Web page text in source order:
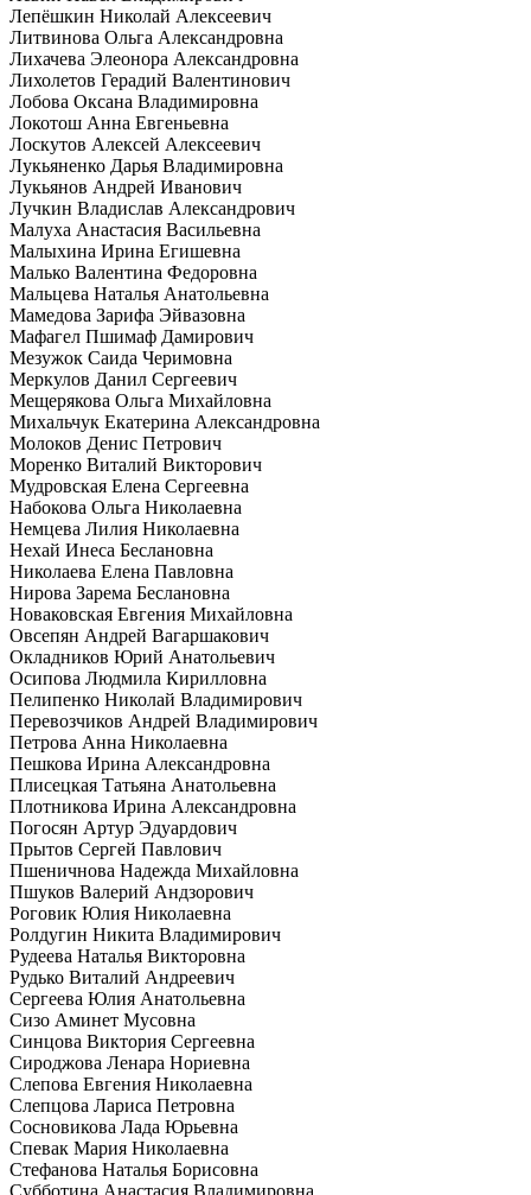
Лепёшкин Николай Алексеевич
Литвинова Ольга Александровна
Лихачева Элеонора Александровна
Лихолетов Герадий Валентинович
Лобова Оксана Владимировна
Локотош Анна Евгеньевна
Лоскутов Алексей Алексеевич
Лукьяненко Дарья Владимировна
Лукьянов Андрей Иванович
Лучкин Владислав Александрович
Малуха Анастасия Васильевна
Малыхина Ирина Егишевна
Малько Валентина Федоровна
Мальцева Наталья Анатольевна
Мамедова Зарифа Эйвазовна
Мафагел Пшимаф Дамирович
Мезужок Саида Черимовна
Меркулов Данил Сергеевич
Мещерякова Ольга Михайловна
Михальчук Екатерина Александровна
Молоков Денис Петрович
Моренко Виталий Викторович
Мудровская Елена Сергеевна
Набокова Ольга Николаевна
Немцева Лилия Николаевна
Нехай Инеса Беслановна
Николаева Елена Павловна
Нирова Зарема Беслановна
Новаковская Евгения Михайловна
Овсепян Андрей Вагаршакович
Окладников Юрий Анатольевич
Осипова Людмила Кирилловна
Пелипенко Николай Владимирович
Перевозчиков Андрей Владимирович
Петрова Анна Николаевна
Пешкова Ирина Александровна
Плисецкая Татьяна Анатольевна
Плотникова Ирина Александровна
Погосян Артур Эдуардович
Прытов Сергей Павлович
Пшеничнова Надежда Михайловна
Пшуков Валерий Андзорович
Роговик Юлия Николаевна
Ролдугин Никита Владимирович
Рудеева Наталья Викторовна
Рудько Виталий Андреевич
Сергеева Юлия Анатольевна
Сизо Аминет Мусовна
Синцова Виктория Сергеевна
Сироджова Ленара Нориевна
Слепова Евгения Николаевна
Слепцова Лариса Петровна
Сосновикова Лада Юрьевна
Спевак Мария Николаевна
Стефанова Наталья Борисовна
Субботина Анастасия Владимировна